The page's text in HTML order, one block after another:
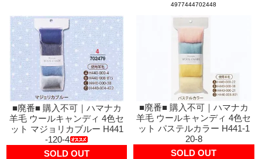
4977444702448
■廃番■ 購入不可｜ハマナカ
羊毛 ウールキャンディ 4色セ
ット マジョリカブルー H441
-120-4
SOLD OUT
■廃番■ 購入不可｜ハマナカ
羊毛 ウールキャンディ 4色セ
ット パステルカラー H441-1
20-8
SOLD OUT